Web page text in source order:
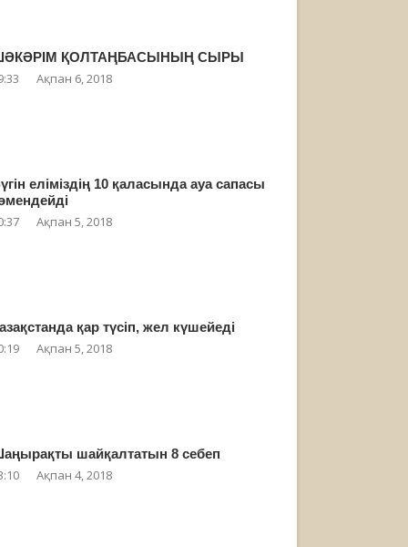
ҚОЛТАҢБАСЫНЫҢ СЫРЫ
Ақпан 6, 2018
еліміздің 10 қаласында ауа сапасы
Ақпан 5, 2018
қар түсіп, жел күшейеді
Ақпан 5, 2018
шайқалтатын 8 себеп
Ақпан 4, 2018